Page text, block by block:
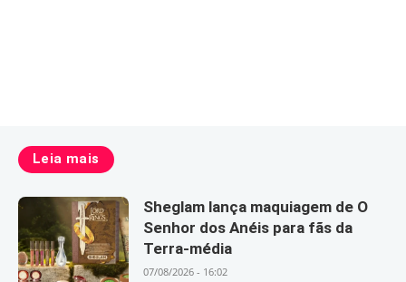
Leia mais
Sheglam lança maquiagem de O
Senhor dos Anéis para fãs da
Terra-média
07/08/2026 - 16:02